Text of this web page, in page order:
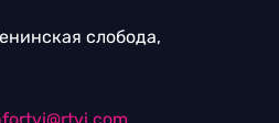
слобода,